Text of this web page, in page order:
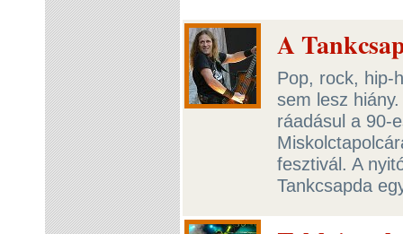
A
Pop, rock, hip-
sem lesz
ráadásul a 90-
fesztivál. A
Tankcsapda